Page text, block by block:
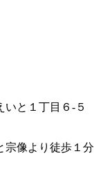
いと１丁目６-５
宗像より徒歩１分